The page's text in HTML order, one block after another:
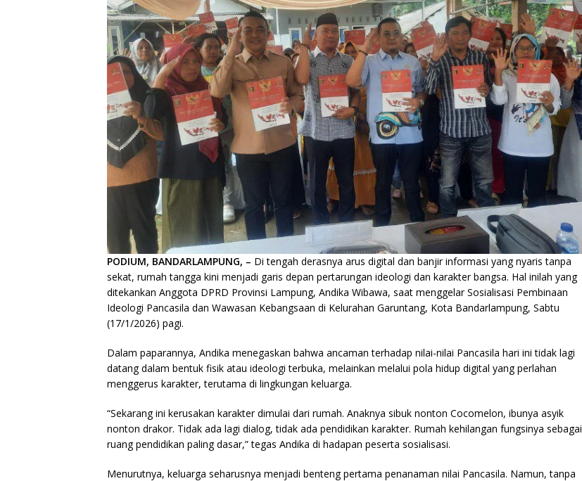
PODIUM, BANDARLAMPUNG, – Di tengah derasnya arus digital dan banjir informasi yang nyaris tanpa
sekat, rumah tangga kini menjadi garis depan pertarungan ideologi dan karakter bangsa. Hal inilah yang
ditekankan Anggota DPRD Provinsi Lampung, Andika Wibawa, saat menggelar Sosialisasi Pembinaan
Ideologi Pancasila dan Wawasan Kebangsaan di Kelurahan Garuntang, Kota Bandarlampung, Sabtu
(17/1/2026) pagi.
Dalam paparannya, Andika menegaskan bahwa ancaman terhadap nilai-nilai Pancasila hari ini tidak lagi
datang dalam bentuk fisik atau ideologi terbuka, melainkan melalui pola hidup digital yang perlahan
menggerus karakter, terutama di lingkungan keluarga.
“Sekarang ini kerusakan karakter dimulai dari rumah. Anaknya sibuk nonton Cocomelon, ibunya asyik
nonton drakor. Tidak ada lagi dialog, tidak ada pendidikan karakter. Rumah kehilangan fungsinya sebagai
ruang pendidikan paling dasar,” tegas Andika di hadapan peserta sosialisasi.
Menurutnya, keluarga seharusnya menjadi benteng pertama penanaman nilai Pancasila. Namun, tanpa